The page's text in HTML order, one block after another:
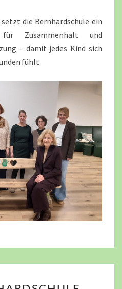
die Bernhardschule ein
Zusammenhalt und
– damit jedes Kind sich
fühlt.